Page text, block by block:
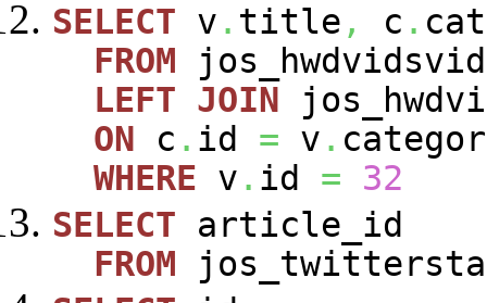
SELECT v . title , c .
FROM
LEFT JOIN
ON c . id = v .
WHERE v . id =
32
SELECT article_id
FROM